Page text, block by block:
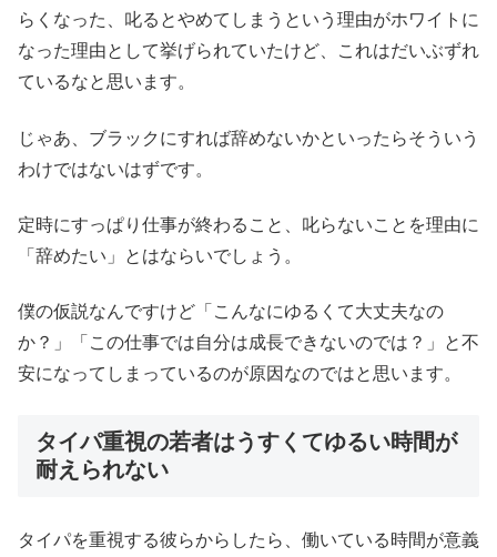
らくなった、叱るとやめてしまうという理由がホワイトに
なった理由として挙げられていたけど、これはだいぶずれ
ているなと思います。
じゃあ、ブラックにすれば辞めないかといったらそういう
わけではないはずです。
定時にすっぱり仕事が終わること、叱らないことを理由に
「辞めたい」とはならいでしょう。
僕の仮説なんですけど「こんなにゆるくて大丈夫なの
か？」「この仕事では自分は成長できないのでは？」と不
安になってしまっているのが原因なのではと思います。
タイパ重視の若者はうすくてゆるい時間が
耐えられない
タイパを重視する彼らからしたら、働いている時間が意義